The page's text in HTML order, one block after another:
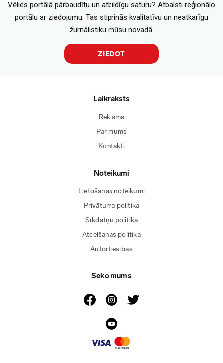
Vēlies portālā pārbaudītu un atbildīgu saturu? Atbalsti reģionālo
portālu ar ziedojumu. Tas stiprinās kvalitatīvu un neatkarīgu
žurnālistiku mūsu novadā.
ZIEDOT
Laikraksts
Reklāma
Par mums
Kontakti
Noteikumi
Lietošanas noteikumi
Privātuma politika
Sīkdatņu politika
Atcelšanas politika
Autortiesības
Seko mums